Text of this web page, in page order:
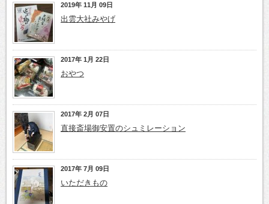
2019年 11月 09日
出雲大社みやげ
2017年 1月 22日
おやつ
2017年 2月 07日
直接斎場御安置のシュミレーション
2017年 7月 09日
いただきもの